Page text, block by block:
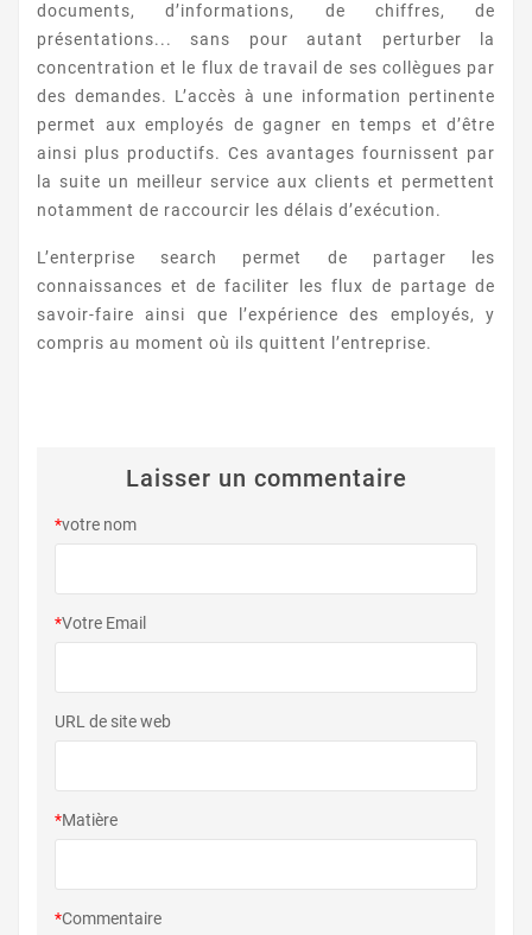
documents, d’informations, de chiffres, de
présentations... sans pour autant perturber la
concentration et le flux de travail de ses collègues par
des demandes. L’accès à une information pertinente
permet aux employés de gagner en temps et d’être
ainsi plus productifs. Ces avantages fournissent par
la suite un meilleur service aux clients et permettent
notamment de raccourcir les délais d’exécution.
L’enterprise search permet de partager les
connaissances et de faciliter les flux de partage de
savoir-faire ainsi que l’expérience des employés, y
compris au moment où ils quittent l’entreprise.
Laisser un commentaire
*votre nom
*Votre Email
URL de site web
*Matière
*Commentaire